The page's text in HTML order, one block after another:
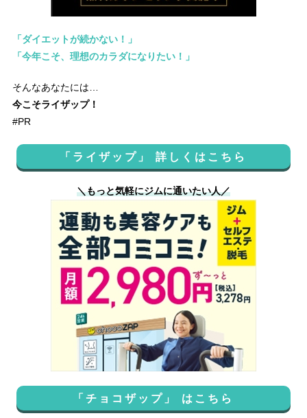
「ダイエットが続かない！」
「今年こそ、理想のカラダになりたい！」
そんなあなたには…
今こそライザップ！
#PR
「ライザップ」 詳しくはこちら
＼もっと気軽にジムに通いたい人／
「チョコザップ」 はこちら